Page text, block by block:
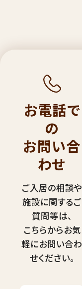
お電話で
の
お問い合
わせ
ご入居の相談や
施設に関するご
質問等は、
こちらからお気
軽にお問い合わ
せください。